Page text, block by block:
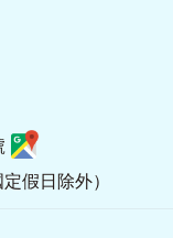
假日除外）